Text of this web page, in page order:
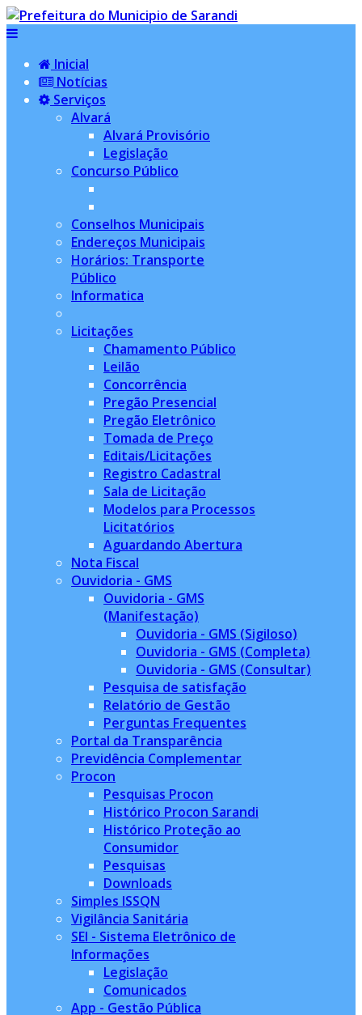
Inicial
Notícias
Serviços
Alvará
Alvará Provisório
Legislação
Concurso Público
Conselhos Municipais
Endereços Municipais
Horários: Transporte
Público
Informatica
Licitações
Chamamento Público
Leilão
Concorrência
Pregão Presencial
Pregão Eletrônico
Tomada de Preço
Editais/Licitações
Registro Cadastral
Sala de Licitação
Modelos para Processos
Licitatórios
Aguardando Abertura
Nota Fiscal
Ouvidoria - GMS
Ouvidoria - GMS
(Manifestação)
Ouvidoria - GMS (Sigiloso)
Ouvidoria - GMS (Completa)
Ouvidoria - GMS (Consultar)
Pesquisa de satisfação
Relatório de Gestão
Perguntas Frequentes
Portal da Transparência
Previdência Complementar
Procon
Pesquisas Procon
Histórico Procon Sarandi
Histórico Proteção ao
Consumidor
Pesquisas
Downloads
Simples ISSQN
Vigilância Sanitária
SEI - Sistema Eletrônico de
Informações
Legislação
Comunicados
App - Gestão Pública